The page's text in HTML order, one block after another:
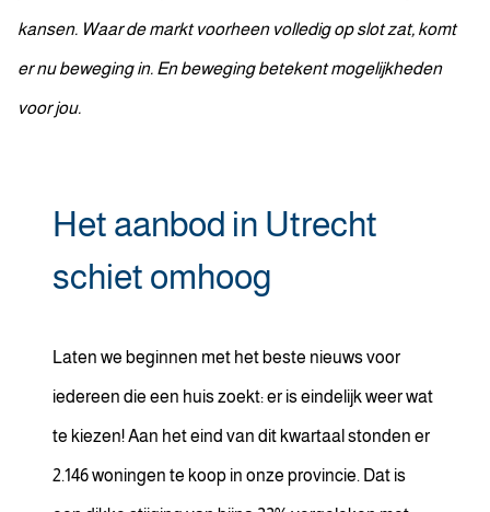
kansen. Waar de markt voorheen volledig op slot zat, komt
er nu beweging in. En beweging betekent mogelijkheden
voor jou.
Het aanbod in Utrecht
schiet omhoog
Laten we beginnen met het beste nieuws voor
iedereen die een huis zoekt: er is eindelijk weer wat
te kiezen! Aan het eind van dit kwartaal stonden er
2.146 woningen te koop in onze provincie. Dat is